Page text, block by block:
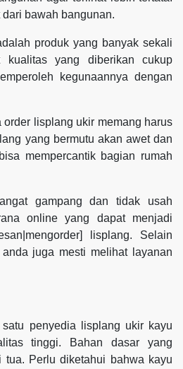
bawah bangunan.
produk yang banyak sekali
kualitas yang diberikan cukup
kegunaannya dengan
order lisplang ukir memang harus
yang bermutu akan awet dan
mempercantik bagian rumah
gampang dan tidak usah
online yang dapat menjadi
lisplang. Selain
juga mesti melihat layanan
penyedia lisplang ukir kayu
tinggi. Bahan dasar yang
Perlu diketahui bahwa kayu